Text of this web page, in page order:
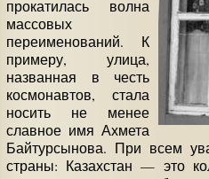
прокатилась волна
массовых
переименований. К
примеру, улица,
названная в честь
космонавтов, стала
носить не менее
славное имя Ахмета
Байтурсынова. При всем
страны: Казахстан — это